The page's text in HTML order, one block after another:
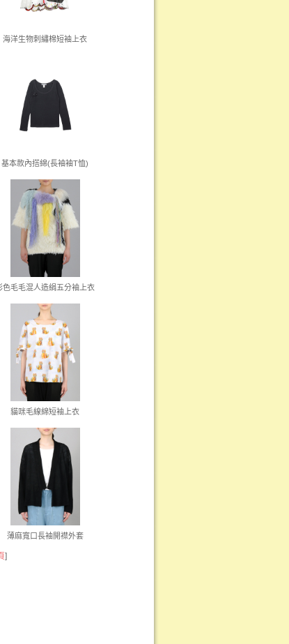
海洋生物刺繡棉短袖上衣
基本款內搭綿(長袖袖T恤)
色毛毛混人造絹五分袖上衣
貓咪毛線綿短袖上衣
薄麻寬口長袖開襟外套
]